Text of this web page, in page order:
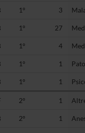
1° 3
1° 27
1° 4
1° 1
1° 1
2° 1
2° 1